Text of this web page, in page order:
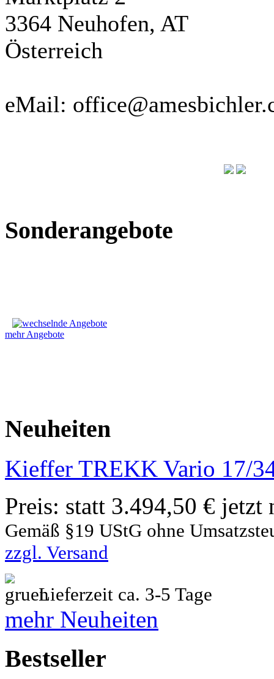
3364 Neuhofen, AT
Österreich
eMail:
Sonderangebote
mehr Angebote
Neuheiten
Kieffer TREKK Vario 17/
Preis: statt 3.494,50 € jetzt
Gemäß §19 UStG ohne
zzgl. Versand
Lieferzeit ca. 3-5 Tage
mehr Neuheiten
Bestseller